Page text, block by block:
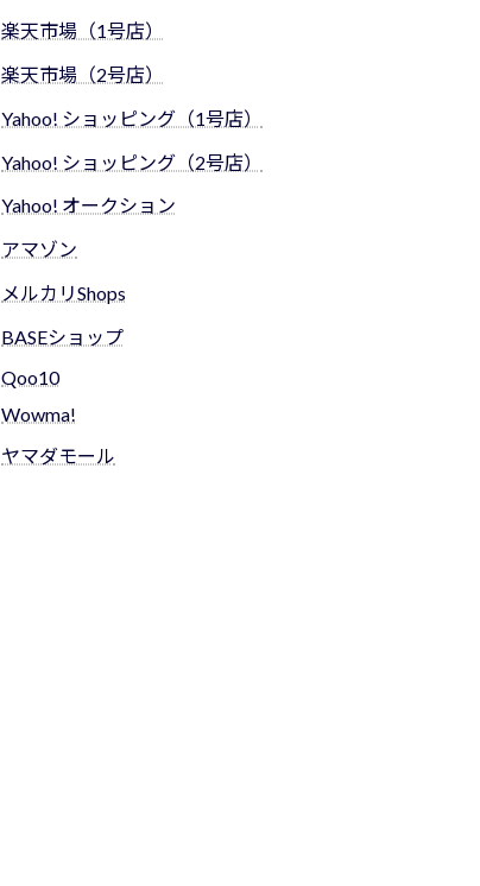
楽天市場（1号店）
楽天市場（2号店）
Yahoo! ショッピング（1号店）
Yahoo! ショッピング（2号店）
Yahoo! オークション
アマゾン
メルカリShops
BASEショップ
Qoo10
Wowma!
ヤマダモール